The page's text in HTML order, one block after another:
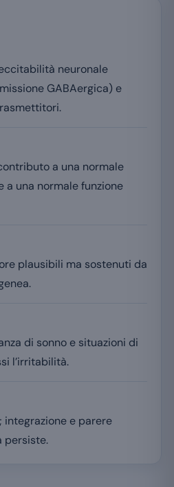
neuronale
GABAergica) e
a una normale
a una normale funzione
plausibili ma sostenuti da
di sonno e situazioni di
l’irritabilità.
integrazione e parere
persiste.